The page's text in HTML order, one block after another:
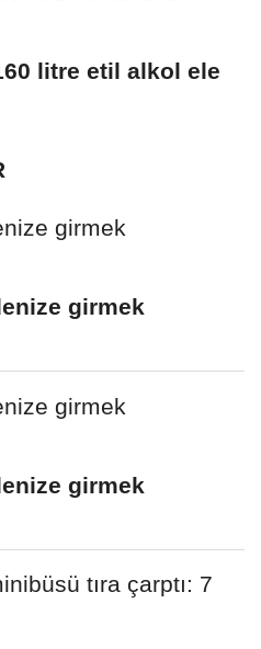
litre etil alkol ele
girmek
girmek